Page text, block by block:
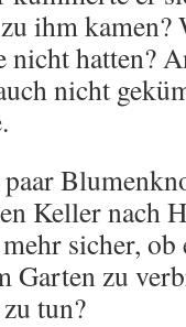
ihm kamen?
nicht hatten?
nicht
Keller nach
sicher,
Garten zu
tun?